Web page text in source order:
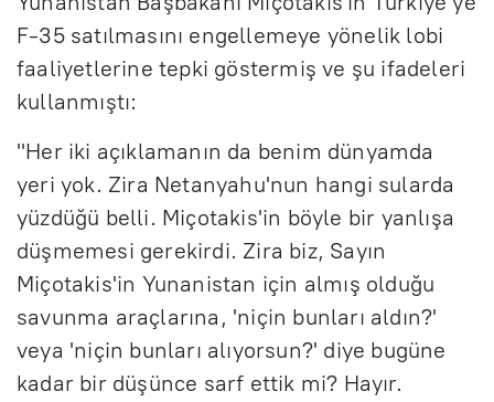
l
c
F-35 satılmasını engellemeye yönelik lobi
faaliyetlerine tepki göstermiş ve şu ifadeleri
kullanmıştı:
"Her iki açıklamanın da benim dünyamda
yeri yok. Zira Netanyahu'nun hangi sularda
yüzdüğü belli. Miçotakis'in böyle bir yanlışa
düşmemesi gerekirdi. Zira biz, Sayın
Miçotakis'in Yunanistan için almış olduğu
savunma araçlarına, 'niçin bunları aldın?'
veya 'niçin bunları alıyorsun?' diye bugüne
kadar bir düşünce sarf ettik mi? Hayır.